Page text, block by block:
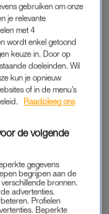
‘Ik vind
daarna van start
die zo ongeveer
eruit te
lichtgevende
en een
als een gestrande
moest
gebruiken om onze
je relevante
met 4
wordt enkel getoond
keuze in. Door op
doeleinden. Wil
kun je opnieuw
of in de menu’s
Raadpleeg ons
de volgende
gegevens
begrijpen aan de
bronnen.
advertenties.
Profielen
Beperkte